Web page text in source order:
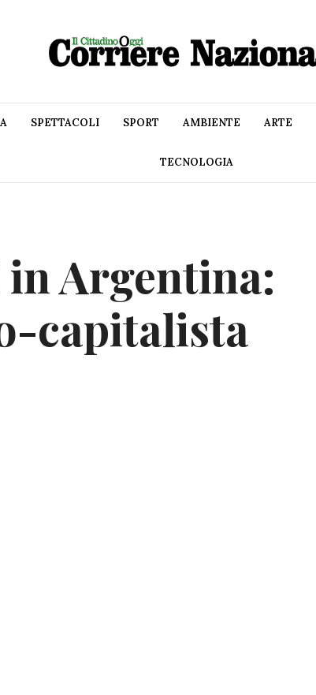
SPETTACOLI SPORT AMBIENTE ARTE
TECNOLOGIA
Argentina:
capitalista